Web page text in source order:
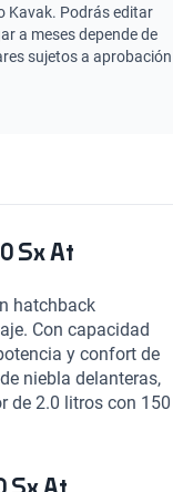
Kavak. Podrás editar
a meses depende de
sujetos a aprobación
Sx At
hatchback
Con capacidad
y confort de
niebla delanteras,
de 2.0 litros con 150
óptimo en
de frenado para